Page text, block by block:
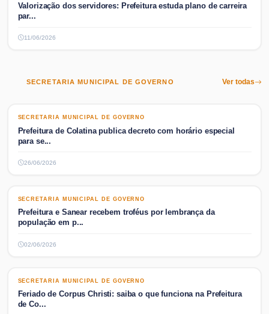
Valorização dos servidores: Prefeitura estuda plano de carreira
par...
11/06/2026
SECRETARIA MUNICIPAL DE GOVERNO Ver todas
SECRETARIA MUNICIPAL DE GOVERNO
SECRETARIA MUNICIPAL DE GOVERNO
Prefeitura de Colatina publica decreto com horário especial
para se...
26/06/2026
SECRETARIA MUNICIPAL DE GOVERNO
SECRETARIA MUNICIPAL DE GOVERNO
Prefeitura e Sanear recebem troféus por lembrança da
população em p...
02/06/2026
SECRETARIA MUNICIPAL DE GOVERNO
SECRETARIA MUNICIPAL DE GOVERNO
Feriado de Corpus Christi: saiba o que funciona na Prefeitura
de Co...